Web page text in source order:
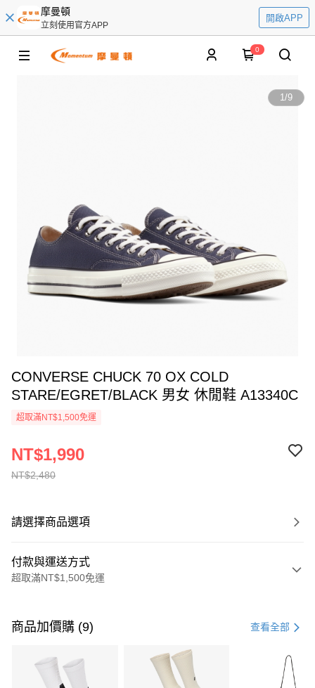
摩曼頓
立刻使用官方APP
開啟APP
0
1/9
CONVERSE CHUCK 70 OX COLD
STARE/EGRET/BLACK 男女 休閒鞋 A13340C
超取滿NT$1,500免運
NT$2,480
NT$1,990
請選擇商品選項
付款與運送方式
超取滿NT$1,500免運
信用卡一次付款
3 期 0 利率 每期 21家銀行
商品加價購 (9) 查看全部